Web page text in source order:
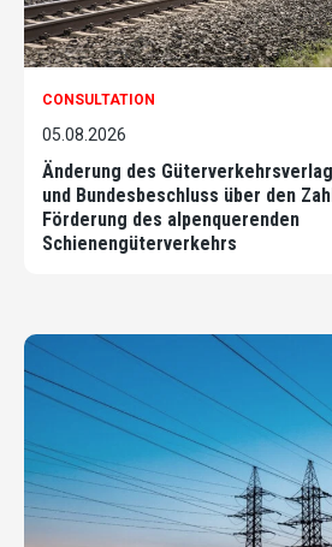
CONSULTATION
05.08.2026
Änderung des
und Bundesbeschluss über den
Förderung des alpenquerenden
Schienengüterverkehrs